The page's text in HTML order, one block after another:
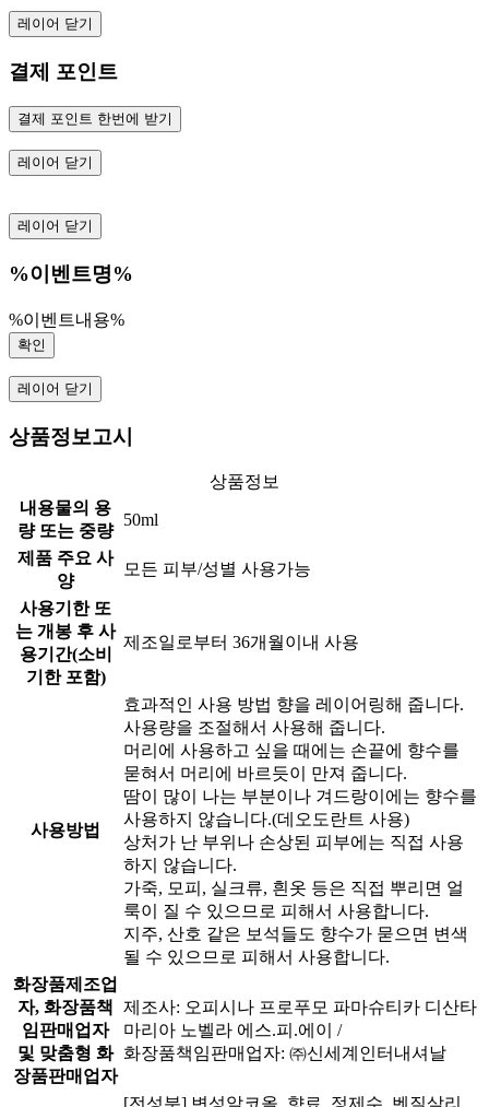
레이어 닫기
결제 포인트
결제 포인트 한번에 받기
레이어 닫기
레이어 닫기
%이벤트명%
%이벤트내용%
확인
레이어 닫기
상품정보고시
상품정보
내용물의 용
량 또는 중량
50ml
제품 주요 사
양
모든 피부/성별 사용가능
사용기한 또
는 개봉 후 사
용기간(소비
기한 포함)
제조일로부터 36개월이내 사용
사용방법
효과적인 사용 방법 향을 레이어링해 줍니다.
사용량을 조절해서 사용해 줍니다.
머리에 사용하고 싶을 때에는 손끝에 향수를
묻혀서 머리에 바르듯이 만져 줍니다.
땀이 많이 나는 부분이나 겨드랑이에는 향수를
사용하지 않습니다.(데오도란트 사용)
상처가 난 부위나 손상된 피부에는 직접 사용
하지 않습니다.
가죽, 모피, 실크류, 흰옷 등은 직접 뿌리면 얼
룩이 질 수 있으므로 피해서 사용합니다.
지주, 산호 같은 보석들도 향수가 묻으면 변색
될 수 있으므로 피해서 사용합니다.
화장품제조업
자, 화장품책
임판매업자
및 맞춤형 화
장품판매업자
제조사: 오피시나 프로푸모 파마슈티카 디산타
마리아 노벨라 에스.피.에이 /
화장품책임판매업자: ㈜신세계인터내셔날